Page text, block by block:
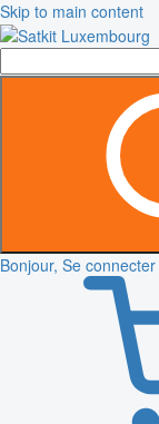
Skip to main content
Bonjour, Se connecter